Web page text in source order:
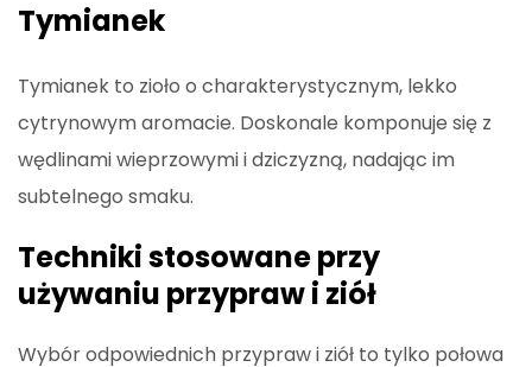
Tymianek
Tymianek to zioło o charakterystycznym, lekko
cytrynowym aromacie. Doskonale komponuje się z
wędlinami wieprzowymi i dziczyzną, nadając im
subtelnego smaku.
Techniki stosowane przy
używaniu przypraw i ziół
Wybór odpowiednich przypraw i ziół to tylko połowa